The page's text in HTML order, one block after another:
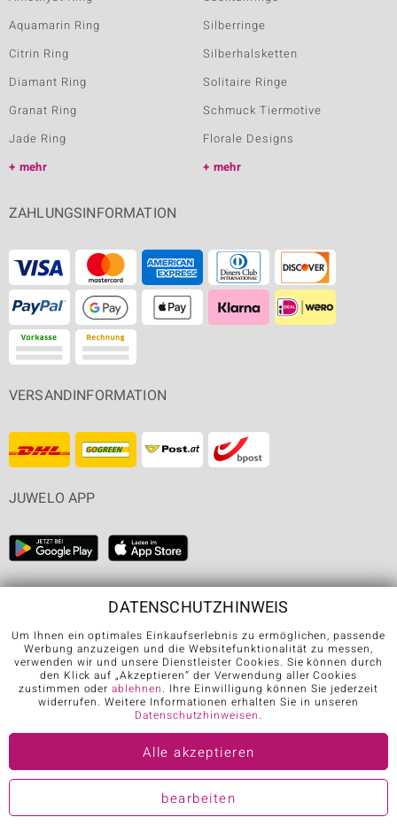
Aquamarin Ring
Citrin Ring
Diamant Ring
Granat Ring
Jade Ring
mehr
Silberringe
Silberhalsketten
Solitaire Ringe
Schmuck Tiermotive
Florale Designs
mehr
ZAHLUNGSINFORMATION
VERSANDINFORMATION
JUWELO APP
FOLGEN SIE UNS AUF
Datenschutz
Vertrag widerrufen
Further languages:
DATENSCHUTZHINWEIS
Um Ihnen ein optimales Einkaufserlebnis zu ermöglichen, passende
Werbung anzuzeigen und die Websitefunktionalität zu messen,
verwenden wir und unsere Dienstleister Cookies. Sie können durch
den Klick auf „Akzeptieren“ der Verwendung aller Cookies
zustimmen oderablehnen. Ihre Einwilligung können Sie jederzeit
widerrufen. Weitere Informationen erhalten Sie in unseren
Datenschutzhinweisen.
Alle akzeptieren
bearbeiten